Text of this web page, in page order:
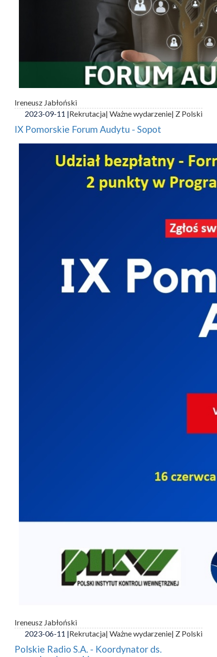
Ireneusz Jabłoński
2023-09-11 |Rekrutacja| Ważne wydarzenie| Z Polski
IX Pomorskie Forum Audytu - Sopot
Ireneusz Jabłoński
2023-06-11 |Rekrutacja| Ważne wydarzenie| Z Polski
Polskie Radio S.A. - Koordynator ds.